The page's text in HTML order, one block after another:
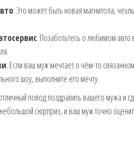
. Это может быть новая магнитола,
. Позаботьтесь о любимом
. Если ваш муж мечтает о чём-то
шоу, выполните его мечту.
повод поздравить вашего мужа и
сюрприз, и ваш муж точно